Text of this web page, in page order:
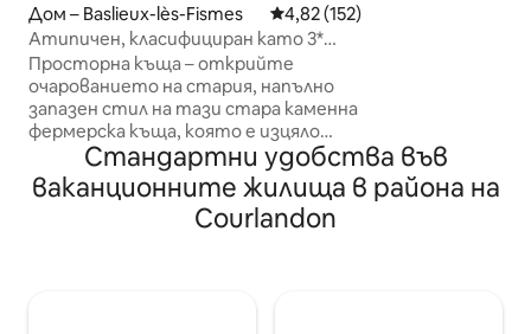
Дом – Baslieux-lès-Fismes Средна оценка: 4,82 от 5,
4,82 (152)
Атипичен, класифициран като 3*
обзаведен туристически обект
Просторна къща – открийте
очарованието на стария, напълно
запазен стил на тази стара каменна
фермерска къща, която е изцяло
реновирана. 1 безплатна бутилка
шампанско при резервация за
5 нощувки. Къща с 2 етажа над
земята и оградена градина с цветя и
Стандартни удобства във
ваканционните жилища в района на
Courlandon